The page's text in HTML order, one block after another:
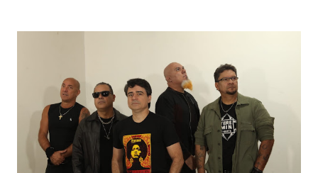
Letras, onde teria minha licenciatura e poderia aprender
mais sobre os autores que já faziam parte de minha vida.
Sempre gostei muito das aulas de História: para entender
literatura é importante saber sobre o contexto histórico
da obra, quais os acontecimentos determinantes na
sociedade da época. Tive ótimos professores de História